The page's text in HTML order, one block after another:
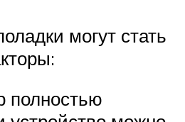
могут стать
полностью